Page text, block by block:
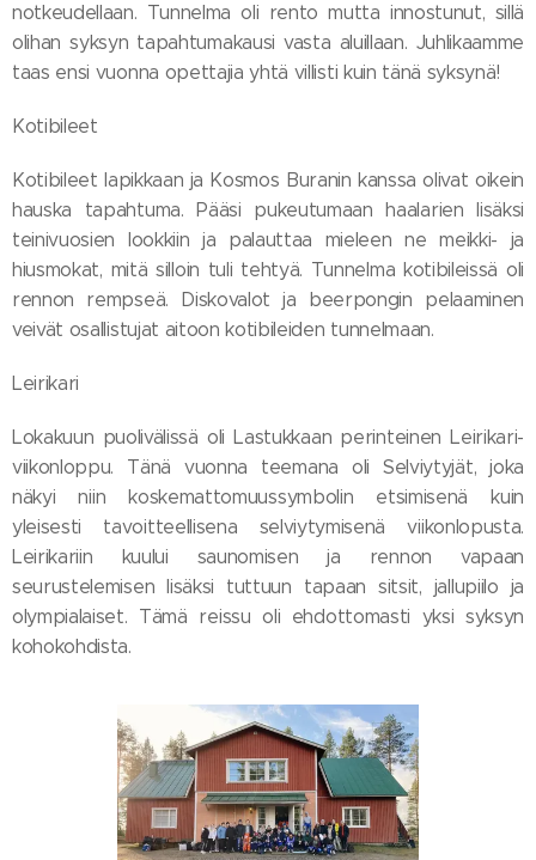
notkeudellaan. Tunnelma oli rento mutta innostunut, sillä
olihan syksyn tapahtumakausi vasta aluillaan. Juhlikaamme
taas ensi vuonna opettajia yhtä villisti kuin tänä syksynä!
Kotibileet
Kotibileet lapikkaan ja Kosmos Buranin kanssa olivat oikein
hauska tapahtuma. Pääsi pukeutumaan haalarien lisäksi
teinivuosien lookkiin ja palauttaa mieleen ne meikki- ja
hiusmokat, mitä silloin tuli tehtyä. Tunnelma kotibileissä oli
rennon rempseä. Diskovalot ja beerpongin pelaaminen
veivät osallistujat aitoon kotibileiden tunnelmaan.
Leirikari
Lokakuun puolivälissä oli Lastukkaan perinteinen Leirikari-
viikonloppu. Tänä vuonna teemana oli Selviytyjät, joka
näkyi niin koskemattomuussymbolin etsimisenä kuin
yleisesti tavoitteellisena selviytymisenä viikonlopusta.
Leirikariin kuului saunomisen ja rennon vapaan
seurustelemisen lisäksi tuttuun tapaan sitsit, jallupiilo ja
olympialaiset. Tämä reissu oli ehdottomasti yksi syksyn
kohokohdista.